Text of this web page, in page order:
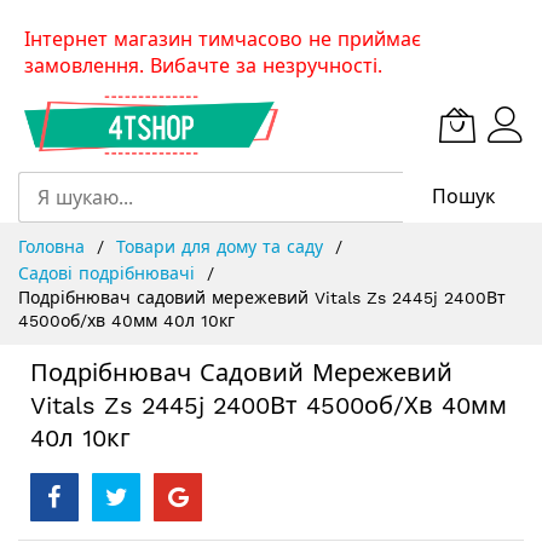
SkipІнтернет магазин тимчасово не приймає
замовлення. Вибачте за незручності.
Пошук
Головна
Товари для дому та саду
Садові подрібнювачі
Подрібнювач садовий мережевий Vitals Zs 2445j 2400Вт
4500об/хв 40мм 40л 10кг
Подрібнювач Садовий Мережевий
Vitals Zs 2445j 2400Вт 4500об/хв 40мм
40л 10кг